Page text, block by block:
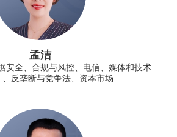
孟洁
安全、合规与风控、电信、媒体和技术
、反垄断与竞争法、资本市场